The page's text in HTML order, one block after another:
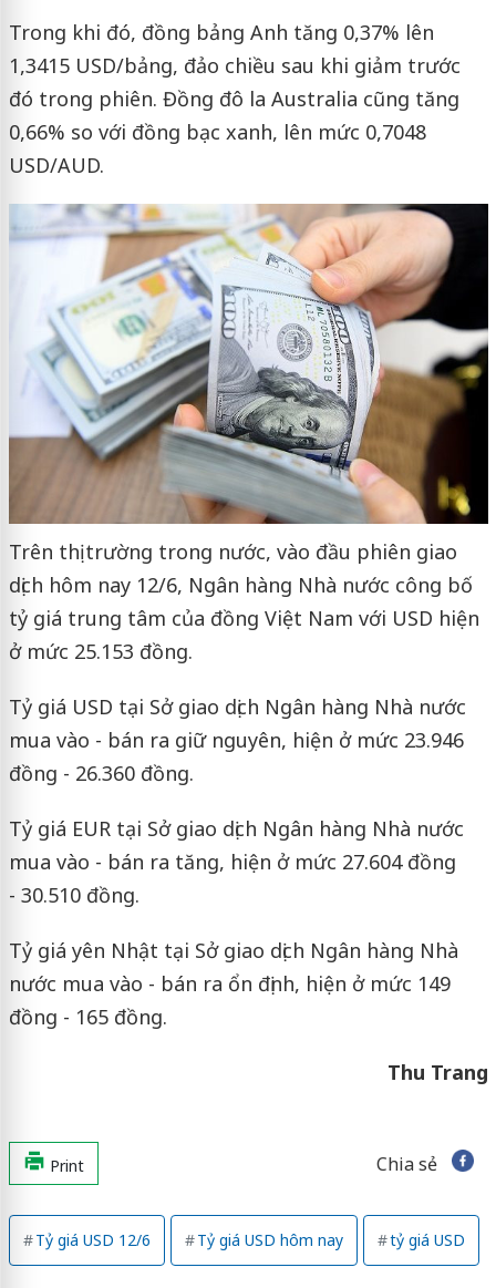
Trong khi đó, đồng bảng Anh tăng 0,37% lên
1,3415 USD/bảng, đảo chiều sau khi giảm trước
đó trong phiên. Đồng đô la Australia cũng tăng
0,66% so với đồng bạc xanh, lên mức 0,7048
USD/AUD.
Trên thị trường trong nước, vào đầu phiên giao
dịch hôm nay 12/6, Ngân hàng Nhà nước công bố
tỷ giá trung tâm của đồng Việt Nam với USD hiện
ở mức 25.153 đồng.
Tỷ giá USD tại Sở giao dịch Ngân hàng Nhà nước
mua vào - bán ra giữ nguyên, hiện ở mức 23.946
đồng - 26.360 đồng.
Tỷ giá EUR tại Sở giao dịch Ngân hàng Nhà nước
mua vào - bán ra tăng, hiện ở mức 27.604 đồng
- 30.510 đồng.
Tỷ giá yên Nhật tại Sở giao dịch Ngân hàng Nhà
nước mua vào - bán ra ổn định, hiện ở mức 149
đồng - 165 đồng.
Thu Trang
Print Chia sẻ
Tỷ giá USD 12/6 Tỷ giá USD hôm nay tỷ giá USD